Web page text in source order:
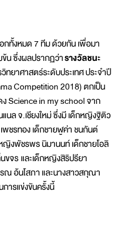
กทั้งหมด 7 ทีม ด้วยกัน เพื่อมา
ข้น ซึ่งผลปรากฏว่ารางวัลชนะ
ทยาศาสตร์ระดับประเทศ ประจำปี
Competition 2018) ตกเป็น
Science in my school จาก
แนล จ.เชียงใหม่ ซึ่งมี เด็กหญิงฐิติว
พชรทอง เด็กชายฬูค่า ชนกันต์
งพัชรพร นิมานนท์ เด็กชายโอลิ
ขจรและเด็กหญิงสิริปรียา
อ้นโสภา และนางสาวสกุณา
ารแข่งขันครั้งนี้